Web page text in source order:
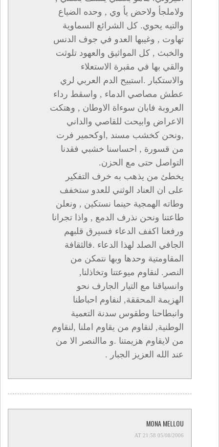
ولاملجأ ولاحض يأ وي , وحده الضياع
والتيه يحوي. كل الشرائع السماوية
تهاوت , وغيبها العدو في جوف الدنس
والخبث , كل المواثيق والعهود تلوثت
والقي بها في مقبرة الاستعلاء
والاستكبار .استبيح الدم العربي لري
عطش مصاصي الدماء , واسقط رداء
العروبة فابان سوءاة الاوطان , وهتكت
الاعراض وابيحت للقاصي والداني
,ونحن كخشب مسند ,اوكحمير فرت
من قسورة , احساسنا خشبي فقدنا
التواصل حتى مع الحزن.
يخطئ من يذهب به خرف التفكير
على ان العناد الوثني للعدو ستخفف
وطاته الهمجية حينما نستكين , ونعلن
طاعتنا ونحن نذرف الدمع , واذا تجرانا
ورفعنا اكفف الدعاء فسيرق قلبهم
الجافي الصلد لهذا الدعاء .فالثقافة
المقاومتية وحدها وبها نتمكن من
النصر. لنقاوم ميوعتنا وتخاذلنا,
وانسياقنا مع التيار الجارف نحو
الهزيمة المحققة, لنفاوم احباطنا
وانبطاحنا وطقوس سدنة التعمية
الوطنية, لنقاوم من يقاوم املنا ,لنقاوم
من لايقاوم هزيمتنا .و ماالنصر الا من
عند الله العزيز الجبار .
MONA MELLOU
05/08/2006 AT 21:58